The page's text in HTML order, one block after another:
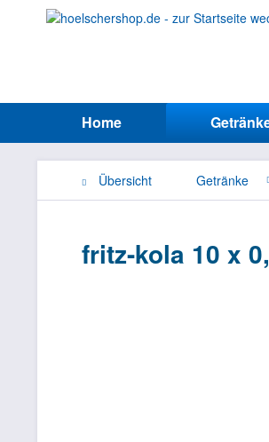
Home
Übersicht Getränke
fritz-kola 10 x